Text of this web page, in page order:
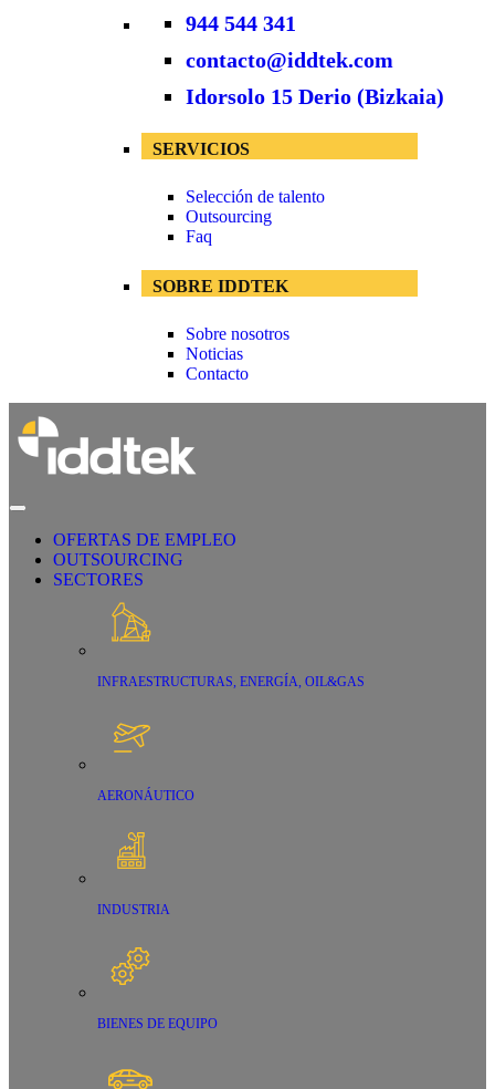
944 544 341
contacto@iddtek.com
Idorsolo 15 Derio (Bizkaia)
SERVICIOS
Selección de talento
Outsourcing
Faq
SOBRE IDDTEK
Sobre nosotros
Noticias
Contacto
OFERTAS DE EMPLEO
OUTSOURCING
SECTORES
INFRAESTRUCTURAS, ENERGÍA, OIL&GAS
AERONÁUTICO
INDUSTRIA
BIENES DE EQUIPO